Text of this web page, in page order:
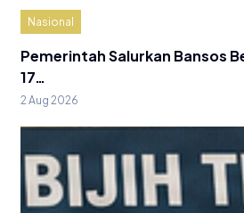
Nasional
Pemerintah Salurkan Bansos
17…
2 Aug 2026